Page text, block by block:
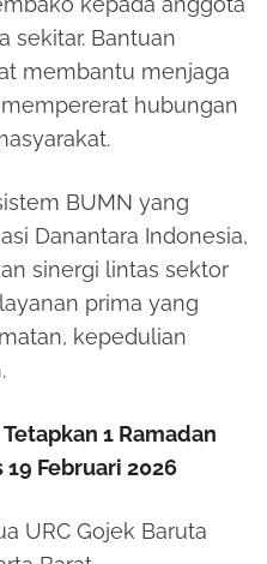
sekitar. Bantuan
membantu menjaga
hubungan
BUMN yang
Danantara Indonesia,
sinergi lintas sektor
prima yang
kepedulian
1 Ramadan
19 Februari 2026
URC Gojek Baruta